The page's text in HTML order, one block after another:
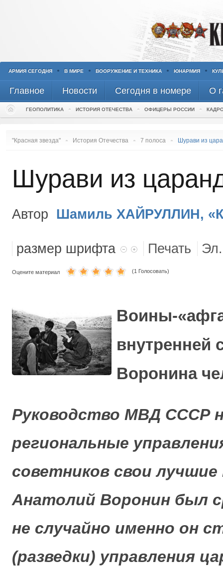
АРМИЯ СЕГОДНЯ В МИРЕ ВООРУЖЕНИЕ И ТЕХНИКА ЮНАРМИЯ
Главное Новости
Вести «Красная
ИЗ ЮВО
БАЛТИЙСКИЙ ФЛОТ
КАСПИЙСКАЯ ФЛОТИЛИЯ
ИЗ СУХОПУТНЫХ ВОЙСК
КОММЕНТАРИИ
В армиях СНГ
АРМЕНИЯ
КИРГИЗИЯ
УКРАИНА
АЗЕРБАЙДЖАН
Сегодня в номере О
ГЕОПОЛИТИКА ИСТОРИЯ ОТЕЧЕСТВА ОФИЦЕРЫ РОССИИ
"Красная звезда" История Отечества 7 полоса Шурави из
Шурави из
Автор Шамиль ХАЙРУЛЛИН,
размер шрифта Печать
Оцените материал (1 Голосовать)
Воины-
внутренней
Воронина
Руководство МВД СССР
региональные
советников свои
Анатолий Воронин был
не случайно именно он
(разведки) управления